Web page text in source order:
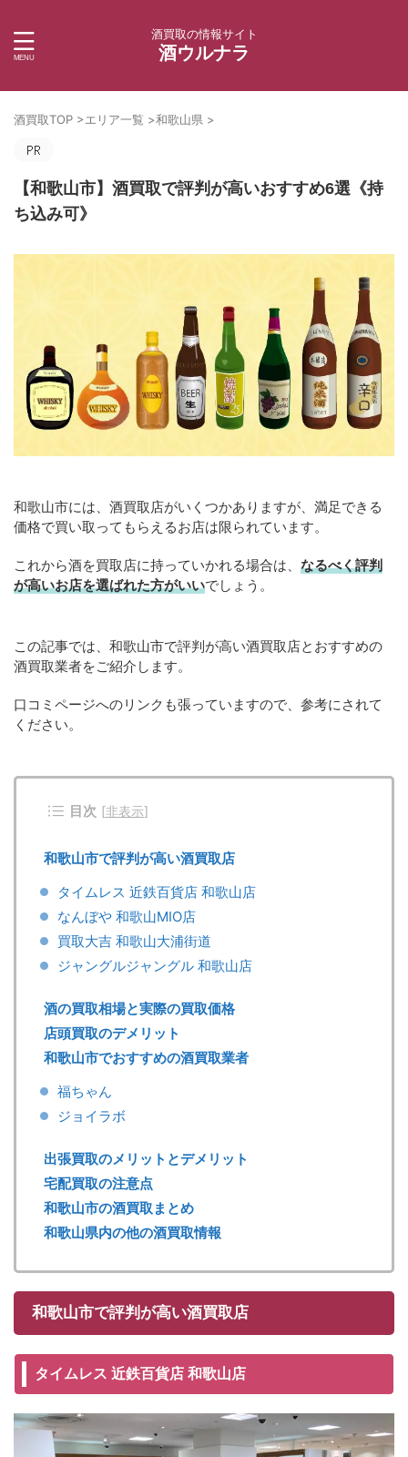
酒買取の情報サイト
酒ウルナラ
酒買取TOP >エリア一覧 >和歌山県 >
【和歌山市】酒買取で評判が高いおすすめ6選《持
ち込み可》
和歌山市には、酒買取店がいくつかありますが、満足できる
価格で買い取ってもらえるお店は限られています。
これから酒を買取店に持っていかれる場合は、 なるべく評判
が高いお店を選ばれた方がいいでしょう。
この記事では、和歌山市で評判が高い酒買取店とおすすめの
酒買取業者をご紹介します。
口コミページへのリンクも張っていますので、参考にされて
ください。
目次 [非表示]
和歌山市で評判が高い酒買取店
タイムレス 近鉄百貨店 和歌山店
なんぼや 和歌山MIO店
買取大吉 和歌山大浦街道
ジャングルジャングル 和歌山店
酒の買取相場と実際の買取価格
店頭買取のデメリット
和歌山市でおすすめの酒買取業者
福ちゃん
ジョイラボ
出張買取のメリットとデメリット
宅配買取の注意点
和歌山市の酒買取まとめ
和歌山県内の他の酒買取情報
和歌山市で評判が高い酒買取店
タイムレス 近鉄百貨店 和歌山店